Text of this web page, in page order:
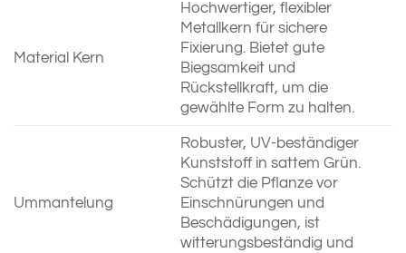
Material Kern
Hochwertiger, flexibler
Metallkern für sichere
Fixierung. Bietet gute
Biegsamkeit und
Rückstellkraft, um die
gewählte Form zu halten.
Ummantelung
Robuster, UV-beständiger
Kunststoff in sattem Grün.
Schützt die Pflanze vor
Einschnürungen und
Beschädigungen, ist
witterungsbeständig und